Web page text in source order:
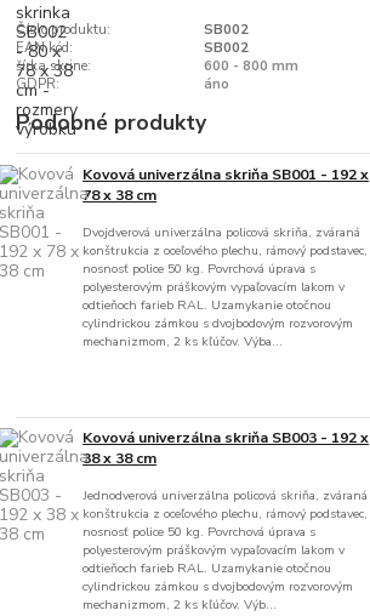
Číslo produktu:
SB002
EAN kód:
SB002
šírka skrine:
600 - 800 mm
GDPR:
áno
Podobné produkty
Kovová univerzálna skriňa SB001 - 192 x
78 x 38 cm
Dvojdverová univerzálna policová skriňa, zváraná
konštrukcia z oceľového plechu, rámový podstavec,
nosnosť police 50 kg. Povrchová úprava s
polyesterovým práškovým vypaľovacím lakom v
odtieňoch farieb RAL. Uzamykanie otočnou
cylindrickou zámkou s dvojbodovým rozvorovým
mechanizmom, 2 ks kľúčov. Výba...
Kovová univerzálna skriňa SB003 - 192 x
38 x 38 cm
Jednodverová univerzálna policová skriňa, zváraná
konštrukcia z oceľového plechu, rámový podstavec,
nosnosť police 50 kg. Povrchová úprava s
polyesterovým práškovým vypaľovacím lakom v
odtieňoch farieb RAL. Uzamykanie otočnou
cylindrickou zámkou s dvojbodovým rozvorovým
mechanizmom, 2 ks kľúčov. Výb...